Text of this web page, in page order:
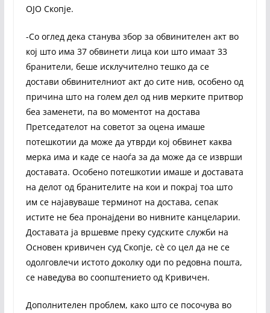
ОЈО Скопје.
-Со оглед дека станува збор за обвинителен акт во
кој што има 37 обвинети лица кои што имаат 33
бранители, беше исклучително тешко да се
достави обвинителниот акт до сите нив, особено од
причина што на голем дел од нив мерките притвор
беа заменети, па во моментот на достава
Претседателот на советот за оцена имаше
потешкотии да може да утврди кој обвинет каква
мерка има и каде се наоѓа за да може да се изврши
доставата. Особено потешкотии имаше и доставата
на делот од бранителите на кои и покрај тоа што
им се најавуваше терминот на достава, сепак
истите не беа пронајдени во нивните канцеларии.
Доставата ја вршевме преку судските служби на
Основен кривичен суд Скопје, сѐ со цел да не се
одолговлечи истото доколку оди по редовна пошта,
се наведува во соопштението од Кривичен.
Дополнителен проблем, како што се посочува во